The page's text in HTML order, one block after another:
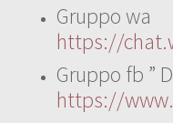
Gruppo wa
https://
Gruppo fb ”
https://